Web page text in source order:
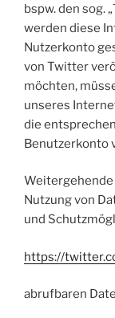
bspw. den sog.
werden diese
Nutzerkonto
von Twitter
möchten,
unseres
die
Benutzerkonto
Nutzung von
und
https://
abrufbaren